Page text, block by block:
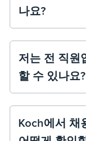
나요?
저는 전 직원
할 수 있나요?
Koch에서 채